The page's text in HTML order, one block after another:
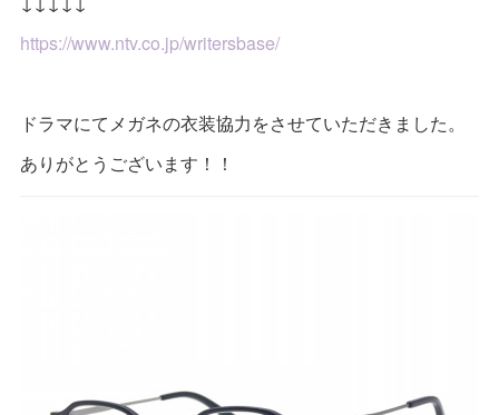
https://www.ntv.co.jp/writersbase/
ドラマにてメガネの衣装協力をさせていただきました。
ありがとうございます！！